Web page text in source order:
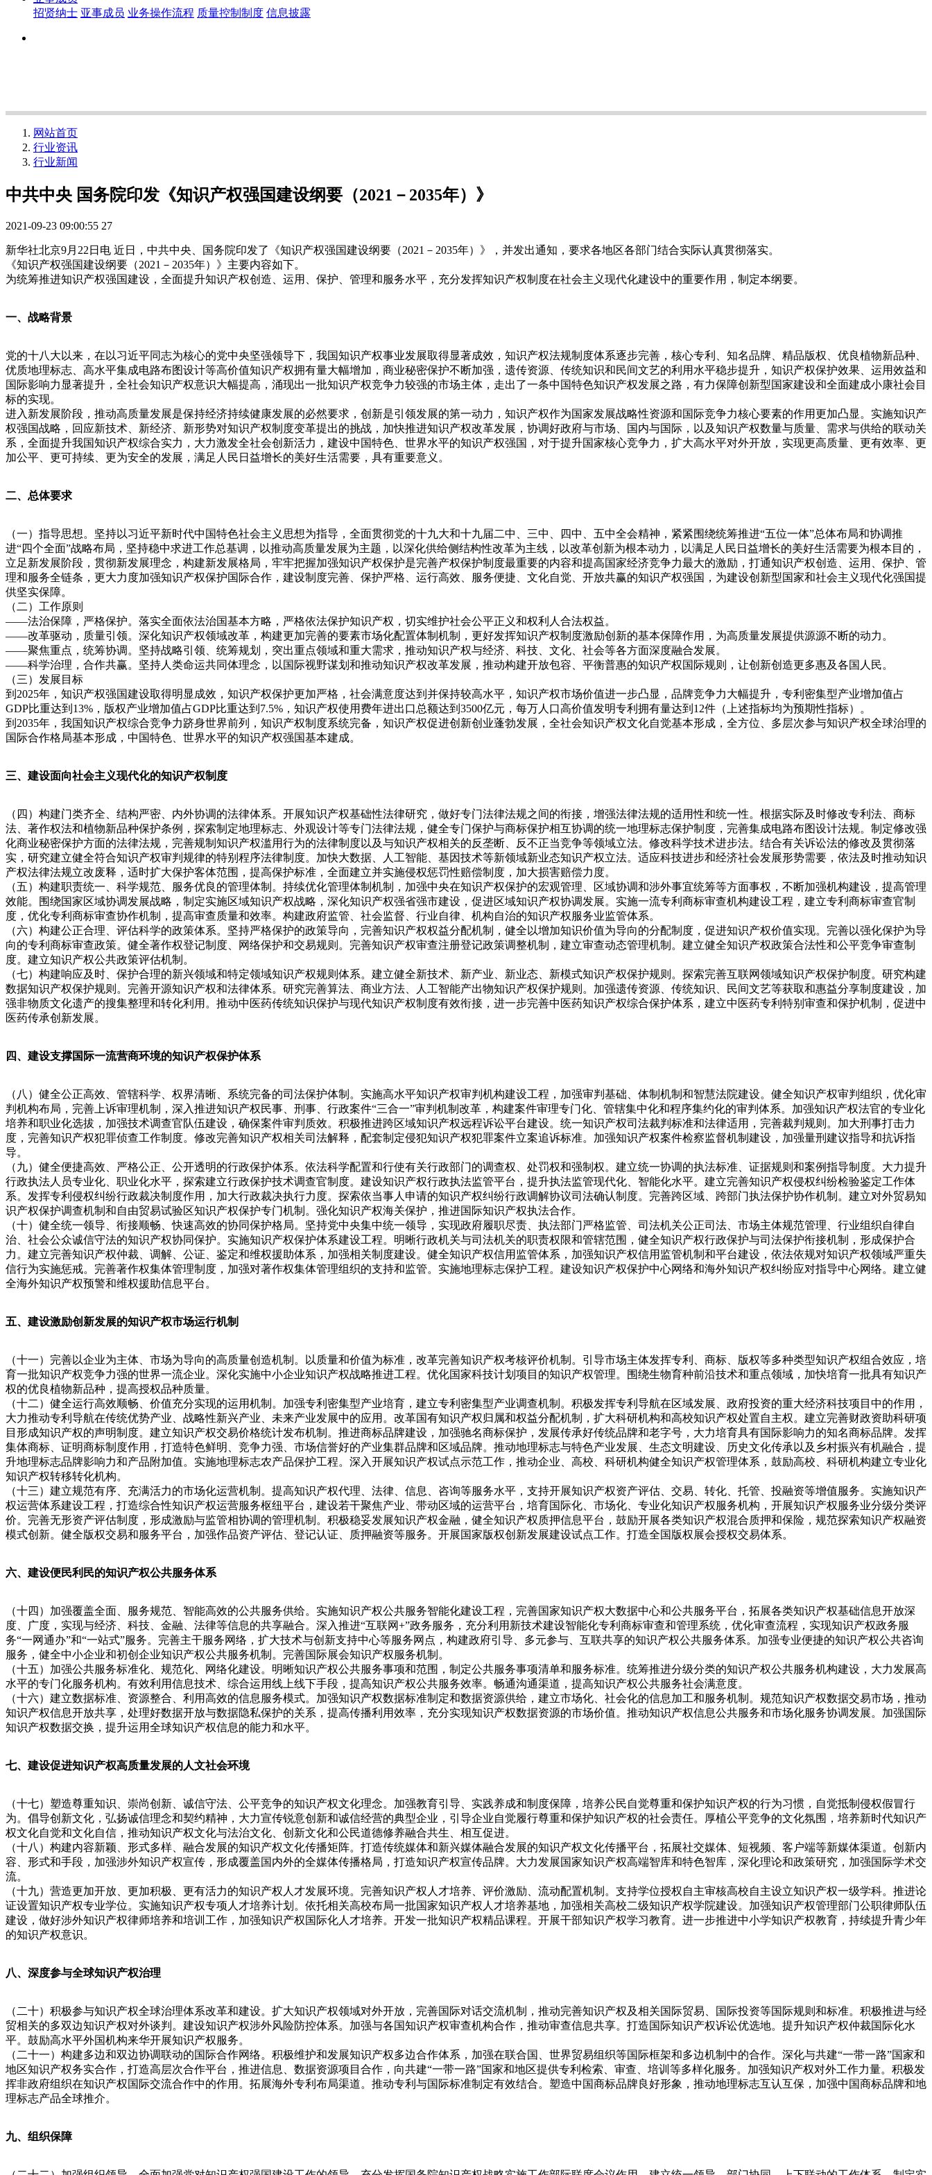
招贤纳士 亚事成员 业务操作流程 质量控制制度 信息披露
网站首页
行业资讯
行业新闻
中共中央 国务院印发《知识产权强国建设纲要（2021－2035年）》
2021-09-23 09:00:55 27
新华社北京9月22日电 近日，中共中央、国务院印发了《知识产权强国建设纲要（2021－2035年）》，并发出通知，要求各地区各部门结合实际认真贯彻落实。
《知识产权强国建设纲要（2021－2035年）》主要内容如下。
为统筹推进知识产权强国建设，全面提升知识产权创造、运用、保护、管理和服务水平，充分发挥知识产权制度在社会主义现代化建设中的重要作用，制定本纲要。
一、战略背景
党的十八大以来，在以习近平同志为核心的党中央坚强领导下，我国知识产权事业发展取得显著成效，知识产权法规制度体系逐步完善，核心专利、知名品牌、精品版权、优良植物新品种、
优质地理标志、高水平集成电路布图设计等高价值知识产权拥有量大幅增加，商业秘密保护不断加强，遗传资源、传统知识和民间文艺的利用水平稳步提升，知识产权保护效果、运用效益和
国际影响力显著提升，全社会知识产权意识大幅提高，涌现出一批知识产权竞争力较强的市场主体，走出了一条中国特色知识产权发展之路，有力保障创新型国家建设和全面建成小康社会目
标的实现。
进入新发展阶段，推动高质量发展是保持经济持续健康发展的必然要求，创新是引领发展的第一动力，知识产权作为国家发展战略性资源和国际竞争力核心要素的作用更加凸显。实施知识产
权强国战略，回应新技术、新经济、新形势对知识产权制度变革提出的挑战，加快推进知识产权改革发展，协调好政府与市场、国内与国际，以及知识产权数量与质量、需求与供给的联动关
系，全面提升我国知识产权综合实力，大力激发全社会创新活力，建设中国特色、世界水平的知识产权强国，对于提升国家核心竞争力，扩大高水平对外开放，实现更高质量、更有效率、更
加公平、更可持续、更为安全的发展，满足人民日益增长的美好生活需要，具有重要意义。
二、总体要求
（一）指导思想。坚持以习近平新时代中国特色社会主义思想为指导，全面贯彻党的十九大和十九届二中、三中、四中、五中全会精神，紧紧围绕统筹推进“五位一体”总体布局和协调推
进“四个全面”战略布局，坚持稳中求进工作总基调，以推动高质量发展为主题，以深化供给侧结构性改革为主线，以改革创新为根本动力，以满足人民日益增长的美好生活需要为根本目的，
立足新发展阶段，贯彻新发展理念，构建新发展格局，牢牢把握加强知识产权保护是完善产权保护制度最重要的内容和提高国家经济竞争力最大的激励，打通知识产权创造、运用、保护、管
理和服务全链条，更大力度加强知识产权保护国际合作，建设制度完善、保护严格、运行高效、服务便捷、文化自觉、开放共赢的知识产权强国，为建设创新型国家和社会主义现代化强国提
供坚实保障。
（二）工作原则
——法治保障，严格保护。落实全面依法治国基本方略，严格依法保护知识产权，切实维护社会公平正义和权利人合法权益。
——改革驱动，质量引领。深化知识产权领域改革，构建更加完善的要素市场化配置体制机制，更好发挥知识产权制度激励创新的基本保障作用，为高质量发展提供源源不断的动力。
——聚焦重点，统筹协调。坚持战略引领、统筹规划，突出重点领域和重大需求，推动知识产权与经济、科技、文化、社会等各方面深度融合发展。
——科学治理，合作共赢。坚持人类命运共同体理念，以国际视野谋划和推动知识产权改革发展，推动构建开放包容、平衡普惠的知识产权国际规则，让创新创造更多惠及各国人民。
（三）发展目标
到2025年，知识产权强国建设取得明显成效，知识产权保护更加严格，社会满意度达到并保持较高水平，知识产权市场价值进一步凸显，品牌竞争力大幅提升，专利密集型产业增加值占
GDP比重达到13%，版权产业增加值占GDP比重达到7.5%，知识产权使用费年进出口总额达到3500亿元，每万人口高价值发明专利拥有量达到12件（上述指标均为预期性指标）。
到2035年，我国知识产权综合竞争力跻身世界前列，知识产权制度系统完备，知识产权促进创新创业蓬勃发展，全社会知识产权文化自觉基本形成，全方位、多层次参与知识产权全球治理的
国际合作格局基本形成，中国特色、世界水平的知识产权强国基本建成。
三、建设面向社会主义现代化的知识产权制度
（四）构建门类齐全、结构严密、内外协调的法律体系。开展知识产权基础性法律研究，做好专门法律法规之间的衔接，增强法律法规的适用性和统一性。根据实际及时修改专利法、商标
法、著作权法和植物新品种保护条例，探索制定地理标志、外观设计等专门法律法规，健全专门保护与商标保护相互协调的统一地理标志保护制度，完善集成电路布图设计法规。制定修改强
化商业秘密保护方面的法律法规，完善规制知识产权滥用行为的法律制度以及与知识产权相关的反垄断、反不正当竞争等领域立法。修改科学技术进步法。结合有关诉讼法的修改及贯彻落
实，研究建立健全符合知识产权审判规律的特别程序法律制度。加快大数据、人工智能、基因技术等新领域新业态知识产权立法。适应科技进步和经济社会发展形势需要，依法及时推动知识
产权法律法规立改废释，适时扩大保护客体范围，提高保护标准，全面建立并实施侵权惩罚性赔偿制度，加大损害赔偿力度。
（五）构建职责统一、科学规范、服务优良的管理体制。持续优化管理体制机制，加强中央在知识产权保护的宏观管理、区域协调和涉外事宜统筹等方面事权，不断加强机构建设，提高管理
效能。围绕国家区域协调发展战略，制定实施区域知识产权战略，深化知识产权强省强市建设，促进区域知识产权协调发展。实施一流专利商标审查机构建设工程，建立专利商标审查官制
度，优化专利商标审查协作机制，提高审查质量和效率。构建政府监管、社会监督、行业自律、机构自治的知识产权服务业监管体系。
（六）构建公正合理、评估科学的政策体系。坚持严格保护的政策导向，完善知识产权权益分配机制，健全以增加知识价值为导向的分配制度，促进知识产权价值实现。完善以强化保护为导
向的专利商标审查政策。健全著作权登记制度、网络保护和交易规则。完善知识产权审查注册登记政策调整机制，建立审查动态管理机制。建立健全知识产权政策合法性和公平竞争审查制
度。建立知识产权公共政策评估机制。
（七）构建响应及时、保护合理的新兴领域和特定领域知识产权规则体系。建立健全新技术、新产业、新业态、新模式知识产权保护规则。探索完善互联网领域知识产权保护制度。研究构建
数据知识产权保护规则。完善开源知识产权和法律体系。研究完善算法、商业方法、人工智能产出物知识产权保护规则。加强遗传资源、传统知识、民间文艺等获取和惠益分享制度建设，加
强非物质文化遗产的搜集整理和转化利用。推动中医药传统知识保护与现代知识产权制度有效衔接，进一步完善中医药知识产权综合保护体系，建立中医药专利特别审查和保护机制，促进中
医药传承创新发展。
四、建设支撑国际一流营商环境的知识产权保护体系
（八）健全公正高效、管辖科学、权界清晰、系统完备的司法保护体制。实施高水平知识产权审判机构建设工程，加强审判基础、体制机制和智慧法院建设。健全知识产权审判组织，优化审
判机构布局，完善上诉审理机制，深入推进知识产权民事、刑事、行政案件“三合一”审判机制改革，构建案件审理专门化、管辖集中化和程序集约化的审判体系。加强知识产权法官的专业化
培养和职业化选拔，加强技术调查官队伍建设，确保案件审判质效。积极推进跨区域知识产权远程诉讼平台建设。统一知识产权司法裁判标准和法律适用，完善裁判规则。加大刑事打击力
度，完善知识产权犯罪侦查工作制度。修改完善知识产权相关司法解释，配套制定侵犯知识产权犯罪案件立案追诉标准。加强知识产权案件检察监督机制建设，加强量刑建议指导和抗诉指
导。
（九）健全便捷高效、严格公正、公开透明的行政保护体系。依法科学配置和行使有关行政部门的调查权、处罚权和强制权。建立统一协调的执法标准、证据规则和案例指导制度。大力提升
行政执法人员专业化、职业化水平，探索建立行政保护技术调查官制度。建设知识产权行政执法监管平台，提升执法监管现代化、智能化水平。建立完善知识产权侵权纠纷检验鉴定工作体
系。发挥专利侵权纠纷行政裁决制度作用，加大行政裁决执行力度。探索依当事人申请的知识产权纠纷行政调解协议司法确认制度。完善跨区域、跨部门执法保护协作机制。建立对外贸易知
识产权保护调查机制和自由贸易试验区知识产权保护专门机制。强化知识产权海关保护，推进国际知识产权执法合作。
（十）健全统一领导、衔接顺畅、快速高效的协同保护格局。坚持党中央集中统一领导，实现政府履职尽责、执法部门严格监管、司法机关公正司法、市场主体规范管理、行业组织自律自
治、社会公众诚信守法的知识产权协同保护。实施知识产权保护体系建设工程。明晰行政机关与司法机关的职责权限和管辖范围，健全知识产权行政保护与司法保护衔接机制，形成保护合
力。建立完善知识产权仲裁、调解、公证、鉴定和维权援助体系，加强相关制度建设。健全知识产权信用监管体系，加强知识产权信用监管机制和平台建设，依法依规对知识产权领域严重失
信行为实施惩戒。完善著作权集体管理制度，加强对著作权集体管理组织的支持和监管。实施地理标志保护工程。建设知识产权保护中心网络和海外知识产权纠纷应对指导中心网络。建立健
全海外知识产权预警和维权援助信息平台。
五、建设激励创新发展的知识产权市场运行机制
（十一）完善以企业为主体、市场为导向的高质量创造机制。以质量和价值为标准，改革完善知识产权考核评价机制。引导市场主体发挥专利、商标、版权等多种类型知识产权组合效应，培
育一批知识产权竞争力强的世界一流企业。深化实施中小企业知识产权战略推进工程。优化国家科技计划项目的知识产权管理。围绕生物育种前沿技术和重点领域，加快培育一批具有知识产
权的优良植物新品种，提高授权品种质量。
（十二）健全运行高效顺畅、价值充分实现的运用机制。加强专利密集型产业培育，建立专利密集型产业调查机制。积极发挥专利导航在区域发展、政府投资的重大经济科技项目中的作用，
大力推动专利导航在传统优势产业、战略性新兴产业、未来产业发展中的应用。改革国有知识产权归属和权益分配机制，扩大科研机构和高校知识产权处置自主权。建立完善财政资助科研项
目形成知识产权的声明制度。建立知识产权交易价格统计发布机制。推进商标品牌建设，加强驰名商标保护，发展传承好传统品牌和老字号，大力培育具有国际影响力的知名商标品牌。发挥
集体商标、证明商标制度作用，打造特色鲜明、竞争力强、市场信誉好的产业集群品牌和区域品牌。推动地理标志与特色产业发展、生态文明建设、历史文化传承以及乡村振兴有机融合，提
升地理标志品牌影响力和产品附加值。实施地理标志农产品保护工程。深入开展知识产权试点示范工作，推动企业、高校、科研机构健全知识产权管理体系，鼓励高校、科研机构建立专业化
知识产权转移转化机构。
（十三）建立规范有序、充满活力的市场化运营机制。提高知识产权代理、法律、信息、咨询等服务水平，支持开展知识产权资产评估、交易、转化、托管、投融资等增值服务。实施知识产
权运营体系建设工程，打造综合性知识产权运营服务枢纽平台，建设若干聚焦产业、带动区域的运营平台，培育国际化、市场化、专业化知识产权服务机构，开展知识产权服务业分级分类评
价。完善无形资产评估制度，形成激励与监管相协调的管理机制。积极稳妥发展知识产权金融，健全知识产权质押信息平台，鼓励开展各类知识产权混合质押和保险，规范探索知识产权融资
模式创新。健全版权交易和服务平台，加强作品资产评估、登记认证、质押融资等服务。开展国家版权创新发展建设试点工作。打造全国版权展会授权交易体系。
六、建设便民利民的知识产权公共服务体系
（十四）加强覆盖全面、服务规范、智能高效的公共服务供给。实施知识产权公共服务智能化建设工程，完善国家知识产权大数据中心和公共服务平台，拓展各类知识产权基础信息开放深
度、广度，实现与经济、科技、金融、法律等信息的共享融合。深入推进“互联网+”政务服务，充分利用新技术建设智能化专利商标审查和管理系统，优化审查流程，实现知识产权政务服
务“一网通办”和“一站式”服务。完善主干服务网络，扩大技术与创新支持中心等服务网点，构建政府引导、多元参与、互联共享的知识产权公共服务体系。加强专业便捷的知识产权公共咨询
服务，健全中小企业和初创企业知识产权公共服务机制。完善国际展会知识产权服务机制。
（十五）加强公共服务标准化、规范化、网络化建设。明晰知识产权公共服务事项和范围，制定公共服务事项清单和服务标准。统筹推进分级分类的知识产权公共服务机构建设，大力发展高
水平的专门化服务机构。有效利用信息技术、综合运用线上线下手段，提高知识产权公共服务效率。畅通沟通渠道，提高知识产权公共服务社会满意度。
（十六）建立数据标准、资源整合、利用高效的信息服务模式。加强知识产权数据标准制定和数据资源供给，建立市场化、社会化的信息加工和服务机制。规范知识产权数据交易市场，推动
知识产权信息开放共享，处理好数据开放与数据隐私保护的关系，提高传播利用效率，充分实现知识产权数据资源的市场价值。推动知识产权信息公共服务和市场化服务协调发展。加强国际
知识产权数据交换，提升运用全球知识产权信息的能力和水平。
七、建设促进知识产权高质量发展的人文社会环境
（十七）塑造尊重知识、崇尚创新、诚信守法、公平竞争的知识产权文化理念。加强教育引导、实践养成和制度保障，培养公民自觉尊重和保护知识产权的行为习惯，自觉抵制侵权假冒行
为。倡导创新文化，弘扬诚信理念和契约精神，大力宣传锐意创新和诚信经营的典型企业，引导企业自觉履行尊重和保护知识产权的社会责任。厚植公平竞争的文化氛围，培养新时代知识产
权文化自觉和文化自信，推动知识产权文化与法治文化、创新文化和公民道德修养融合共生、相互促进。
（十八）构建内容新颖、形式多样、融合发展的知识产权文化传播矩阵。打造传统媒体和新兴媒体融合发展的知识产权文化传播平台，拓展社交媒体、短视频、客户端等新媒体渠道。创新内
容、形式和手段，加强涉外知识产权宣传，形成覆盖国内外的全媒体传播格局，打造知识产权宣传品牌。大力发展国家知识产权高端智库和特色智库，深化理论和政策研究，加强国际学术交
流。
（十九）营造更加开放、更加积极、更有活力的知识产权人才发展环境。完善知识产权人才培养、评价激励、流动配置机制。支持学位授权自主审核高校自主设立知识产权一级学科。推进论
证设置知识产权专业学位。实施知识产权专项人才培养计划。依托相关高校布局一批国家知识产权人才培养基地，加强相关高校二级知识产权学院建设。加强知识产权管理部门公职律师队伍
建设，做好涉外知识产权律师培养和培训工作，加强知识产权国际化人才培养。开发一批知识产权精品课程。开展干部知识产权学习教育。进一步推进中小学知识产权教育，持续提升青少年
的知识产权意识。
八、深度参与全球知识产权治理
（二十）积极参与知识产权全球治理体系改革和建设。扩大知识产权领域对外开放，完善国际对话交流机制，推动完善知识产权及相关国际贸易、国际投资等国际规则和标准。积极推进与经
贸相关的多双边知识产权对外谈判。建设知识产权涉外风险防控体系。加强与各国知识产权审查机构合作，推动审查信息共享。打造国际知识产权诉讼优选地。提升知识产权仲裁国际化水
平。鼓励高水平外国机构来华开展知识产权服务。
（二十一）构建多边和双边协调联动的国际合作网络。积极维护和发展知识产权多边合作体系，加强在联合国、世界贸易组织等国际框架和多边机制中的合作。深化与共建“一带一路”国家和
地区知识产权务实合作，打造高层次合作平台，推进信息、数据资源项目合作，向共建“一带一路”国家和地区提供专利检索、审查、培训等多样化服务。加强知识产权对外工作力量。积极发
挥非政府组织在知识产权国际交流合作中的作用。拓展海外专利布局渠道。推动专利与国际标准制定有效结合。塑造中国商标品牌良好形象，推动地理标志互认互保，加强中国商标品牌和地
理标志产品全球推介。
九、组织保障